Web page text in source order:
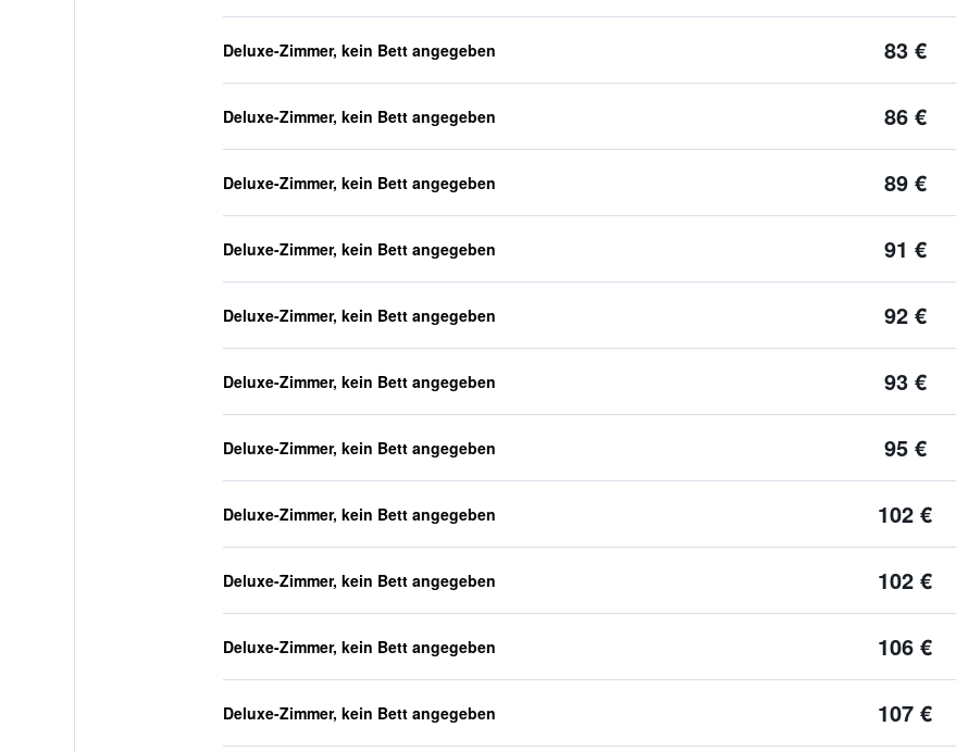
Deluxe-Zimmer, kein Bett angegeben 83 €
Deluxe-Zimmer, kein Bett angegeben 86 €
Deluxe-Zimmer, kein Bett angegeben 89 €
Deluxe-Zimmer, kein Bett angegeben 91 €
Deluxe-Zimmer, kein Bett angegeben 92 €
Deluxe-Zimmer, kein Bett angegeben 93 €
Deluxe-Zimmer, kein Bett angegeben 95 €
Deluxe-Zimmer, kein Bett angegeben 102 €
Deluxe-Zimmer, kein Bett angegeben 102 €
Deluxe-Zimmer, kein Bett angegeben 106 €
Deluxe-Zimmer, kein Bett angegeben 107 €